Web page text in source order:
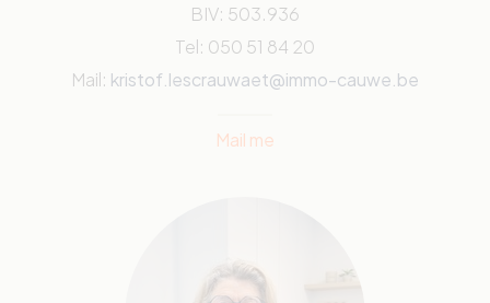
BIV: 503.936
Tel: 050 51 84 20
Mail: kristof.lescrauwaet@immo-cauwe.be
Mail me